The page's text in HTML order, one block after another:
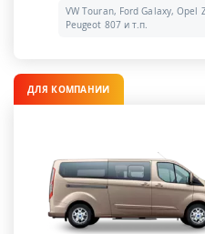
VW Touran, Ford Galaxy, Opel
Peugeot 807 и т.п.
ДЛЯ КОМПАНИИ